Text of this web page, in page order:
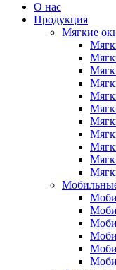
О нас
Продукция
Мягкие